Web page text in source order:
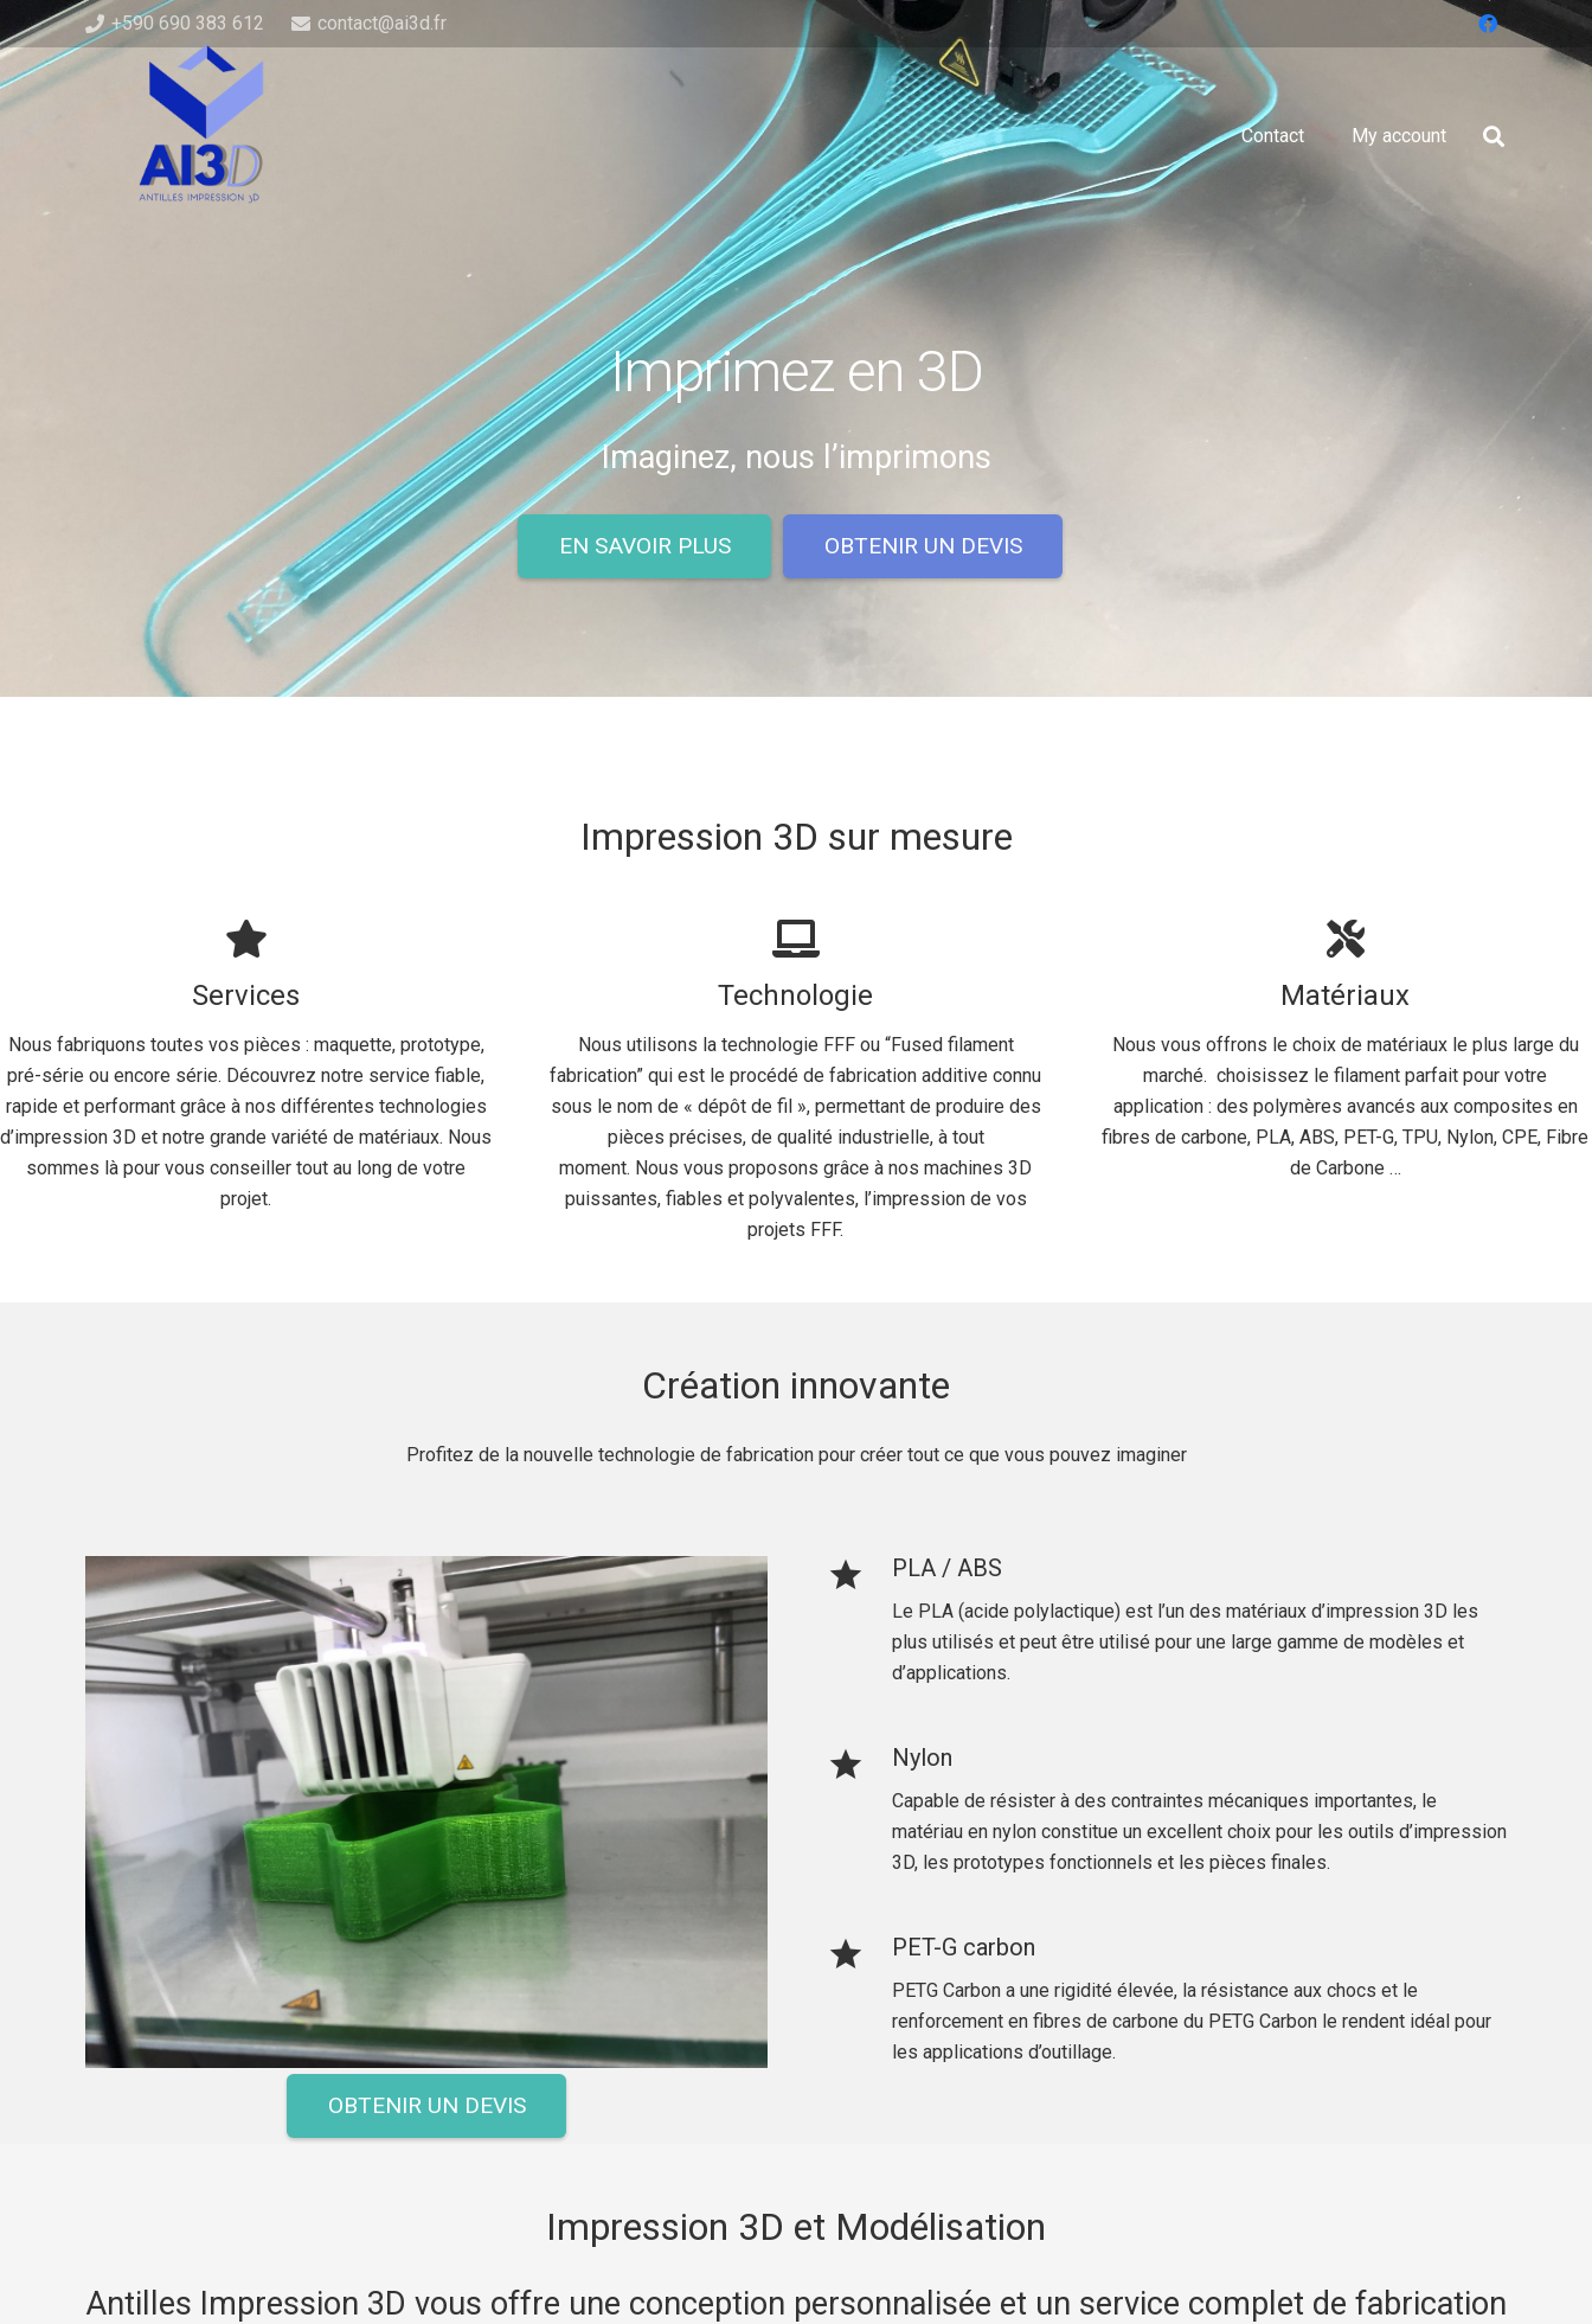
+590 690 383 612 contact@ai3d.fr
Contact My account
Imprimez en 3D
Imaginez, nous l’imprimons
EN SAVOIR PLUS OBTENIR UN DEVIS
Impression 3D sur mesure
Services
Nous fabriquons toutes vos pièces : maquette, prototype,
pré-série ou encore série. Découvrez notre service fiable,
rapide et performant grâce à nos différentes technologies
d’impression 3D et notre grande variété de matériaux. Nous
sommes là pour vous conseiller tout au long de votre
projet.
Technologie
Nous utilisons la technologie FFF ou “Fused filament
fabrication” qui est le procédé de fabrication additive connu
sous le nom de « dépôt de fil », permettant de produire des
pièces précises, de qualité industrielle, à tout
moment. Nous vous proposons grâce à nos machines 3D
puissantes, fiables et polyvalentes, l’impression de vos
projets FFF.
Matériaux
Nous vous offrons le choix de matériaux le plus large du
marché. choisissez le filament parfait pour votre
application : des polymères avancés aux composites en
fibres de carbone, PLA, ABS, PET-G, TPU, Nylon, CPE, Fibre
de Carbone …
Création innovante
Profitez de la nouvelle technologie de fabrication pour créer tout ce que vous pouvez imaginer
OBTENIR UN DEVIS
star PLA / ABS
Le PLA (acide polylactique) est l’un des matériaux d’impression 3D les
plus utilisés et peut être utilisé pour une large gamme de modèles et
d’applications.
star Nylon
Capable de résister à des contraintes mécaniques importantes, le
matériau en nylon constitue un excellent choix pour les outils d’impression
3D, les prototypes fonctionnels et les pièces finales.
star PET-G carbon
PETG Carbon a une rigidité élevée, la résistance aux chocs et le
renforcement en fibres de carbone du PETG Carbon le rendent idéal pour
les applications d’outillage.
Impression 3D et Modélisation
Antilles Impression 3D vous offre une conception personnalisée et un service complet de fabrication